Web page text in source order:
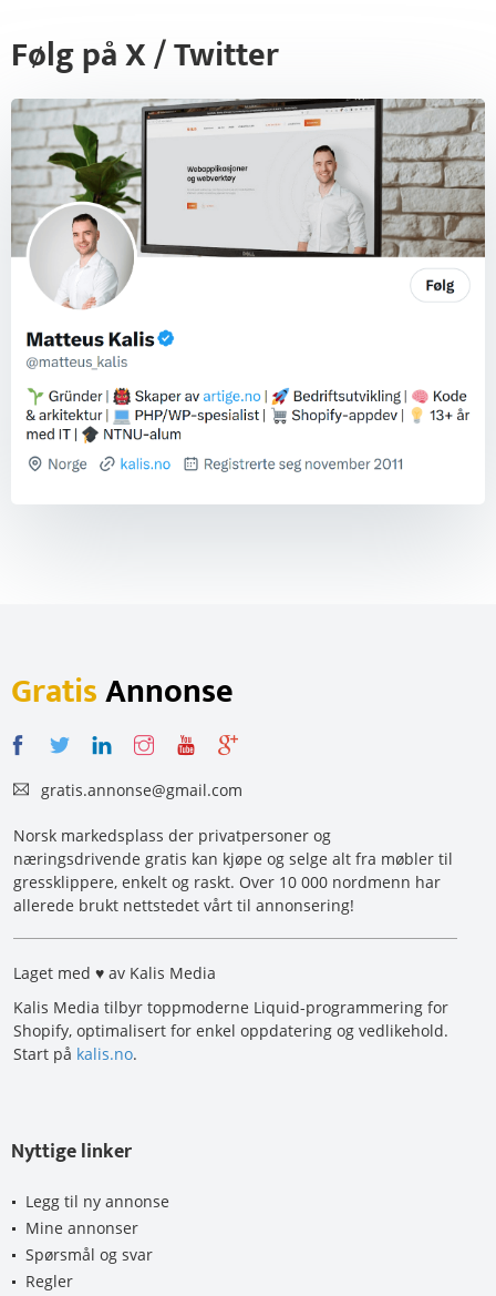
Følg på X / Twitter
GratisAnnonse
gratis.annonse@gmail.com
Norsk markedsplass der privatpersoner og
næringsdrivende gratis kan kjøpe og selge alt fra møbler til
gressklippere, enkelt og raskt. Over 10 000 nordmenn har
allerede brukt nettstedet vårt til annonsering!
Laget med ♥ av Kalis Media
Kalis Media tilbyr toppmoderne Liquid-programmering for
Shopify, optimalisert for enkel oppdatering og vedlikehold.
Start på kalis.no.
Nyttige linker
Legg til ny annonse
Mine annonser
Spørsmål og svar
Regler